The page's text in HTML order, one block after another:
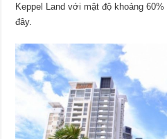
Keppel Land với mật độ khoảng
đây.